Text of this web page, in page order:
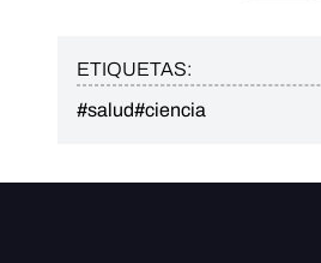
ETIQUETAS:
#salud#ciencia